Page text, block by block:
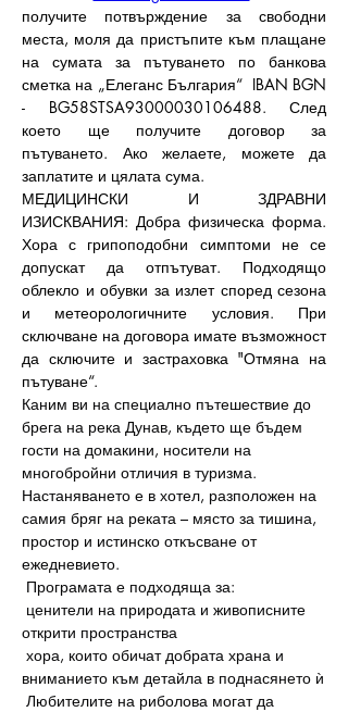
получите потвърждение за свободни
места, моля да пристъпите към плащане
на сумата за пътуването по банкова
сметка на „Елеганс България“  IBAN BGN
- BG58STSA93000030106488. След
което ще получите договор за
пътуването. Ако желаете, можете да
заплатите и цялата сума.
МЕДИЦИНСКИ И ЗДРАВНИ
ИЗИСКВАНИЯ: Добра физическа форма.
Хора с грипоподобни симптоми не се
допускат да отпътуват. Подходящо
облекло и обувки за излет според сезона
и метеорологичните условия. При
сключване на договора имате възможност
да сключите и застраховка "Отмяна на
пътуване“.
Каним ви на специално пътешествие до
брега на река Дунав, където ще бъдем
гости на домакини, носители на
многобройни отличия в туризма.
Настаняването е в хотел, разположен на
самия бряг на реката – място за тишина,
простор и истинско откъсване от
ежедневието.
Програмата е подходяща за:
ценители на природата и живописните
открити пространства
хора, които обичат добрата храна и
вниманието към детайла в поднасянето ѝ
Любителите на риболова могат да